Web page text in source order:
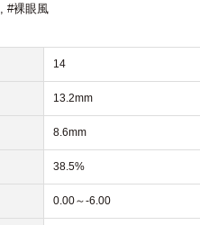
, #裸眼風
14
13.2mm
8.6mm
38.5%
0.00～-6.00